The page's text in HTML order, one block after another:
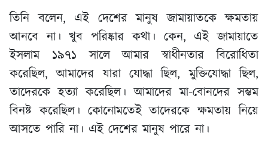
তিনি বলেন, এই দেশের মানুষ জামায়াতকে ক্ষমতায়
আনবে না। খুব পরিষ্কার কথা। কেন, এই জামায়াতে
ইসলাম ১৯৭১ সালে আমার স্বাধীনতার বিরোধিতা
করেছিল, আমাদের যারা যোদ্ধা ছিল, মুক্তিযোদ্ধা ছিল,
তাদেরকে হত্যা করেছিল। আমাদের মা-বোনদের সম্ভম
বিনষ্ট করেছিল। কোনোমতেই তাদেরকে ক্ষমতায় নিয়ে
আসতে পারি না। এই দেশের মানুষ পারে না।